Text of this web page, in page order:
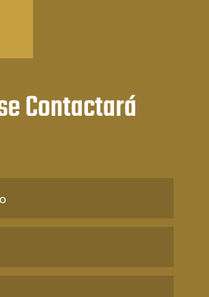
Contactará